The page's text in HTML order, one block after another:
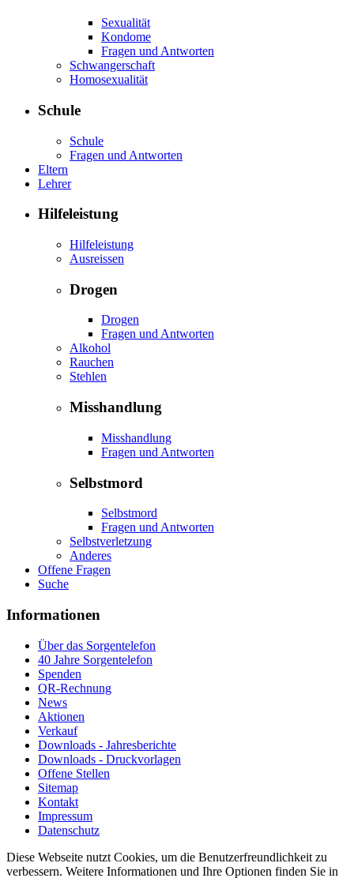
Sexualität
Kondome
Fragen und Antworten
Schwangerschaft
Homosexualität
Schule
Schule
Fragen und Antworten
Eltern
Lehrer
Hilfeleistung
Hilfeleistung
Ausreissen
Drogen
Drogen
Fragen und Antworten
Alkohol
Rauchen
Stehlen
Misshandlung
Misshandlung
Fragen und Antworten
Selbstmord
Selbstmord
Fragen und Antworten
Selbstverletzung
Anderes
Offene Fragen
Suche
Informationen
Über das Sorgentelefon
40 Jahre Sorgentelefon
Spenden
QR-Rechnung
News
Aktionen
Verkauf
Downloads - Jahresberichte
Downloads - Druckvorlagen
Offene Stellen
Sitemap
Kontakt
Impressum
Datenschutz
Diese Webseite nutzt Cookies, um die Benutzerfreundlichkeit zu
verbessern. Weitere Informationen und Ihre Optionen finden Sie in